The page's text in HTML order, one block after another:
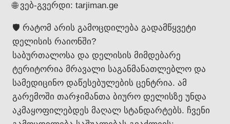
🌐 ვებ-გვერდი: tarjiman.ge
🛡️ რატომ არის გამოცდილება გადამწყვეტი
დელისის რაიონში?
საბურთალოსა და დელისის მიმდებარე
ტერიტორია მრავალი საგანმანათლებლო და
სამედიცინო დაწესებულების ცენტრია. ამ
გარემოში თარჯიმანთა ბიურო დელისზე უნდა
აკმაყოფილებდეს მაღალ სტანდარტებს. ჩვენი